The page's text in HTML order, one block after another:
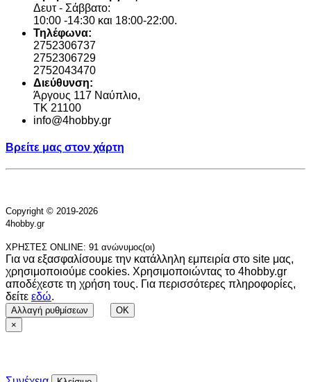
Δευτ - Σάββατο:
10:00 -14:30 και 18:00-22:00.
Τηλέφωνα:
2752306737
2752306729
2752043470
Διεύθυνση:
Άργους 117 Ναύπλιο,
TK 21100
info@4hobby.gr
Βρείτε μας στον χάρτη
Copyright © 2019-2026
4hobby.gr
ΧΡΗΣΤΕΣ ONLINE: 91 ανώνυμος(οι)
Για να εξασφαλίσουμε την κατάλληλη εμπειρία στο site μας,
χρησιμοποιούμε cookies. Χρησιμοποιώντας το 4hobby.gr
αποδέχεστε τη χρήση τους. Για περισσότερες πληροφορίες,
δείτε εδώ.
Αλλαγή ρυθμίσεων
OK
×